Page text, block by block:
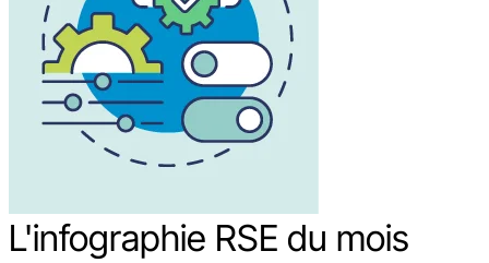
L'infographie RSE du mois